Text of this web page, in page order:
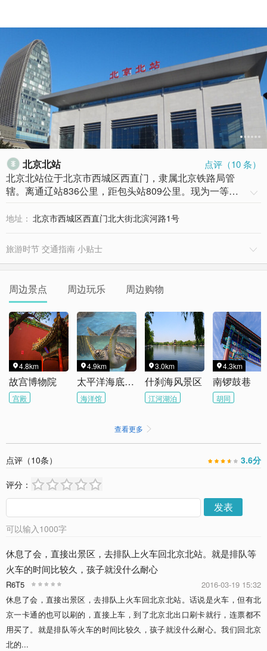
北京北站 点评（10条）
北京北站位于北京市西城区西直门，隶属北京铁路局管
辖。离通辽站836公里，距包头站809公里。现为一等…

地址： 北京市西城区西直门北大街北滨河路1号
旅游时节 交通指南 小贴士 
周边景点 周边玩乐 周边购物
4.8km
故宫博物院
宫殿
4.9km
太平洋海底世界
海洋馆
3.0km
什刹海风景区
江河湖泊
4.3km
南锣鼓巷
胡同
查看更多 
点评（10条） 3.6分
评分：
发表
可以输入1000字
休息了会，直接出景区，去排队上火车回北京北站。就是排队等
火车的时间比较久，孩子就没什么耐心
2016-03-19 15:32
R6T5
休息了会，直接出景区，去排队上火车回北京北站。话说是火车，但有北
京一卡通的也可以刷的，直接上车，到了北京北出口刷卡就行，连票都不
用买了。就是排队等火车的时间比较久，孩子就没什么耐心。我们回北京
北的...